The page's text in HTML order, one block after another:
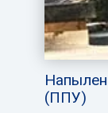
(ППУ)